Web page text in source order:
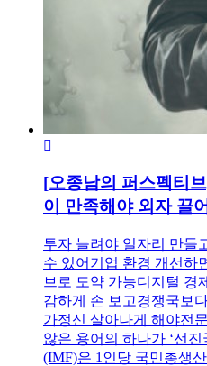
[오종남의 퍼스펙티
이 만족해야 외자 끌
투자 늘려야 일자리 만들
수 있어기업 환경 개선하
브로 도약 가능디지털 경
감하게 손 보고경쟁국보
가정신 살아나게 해야전
않은 용어의 하나가 ‘선
(IMF)은 1인당 국민총생